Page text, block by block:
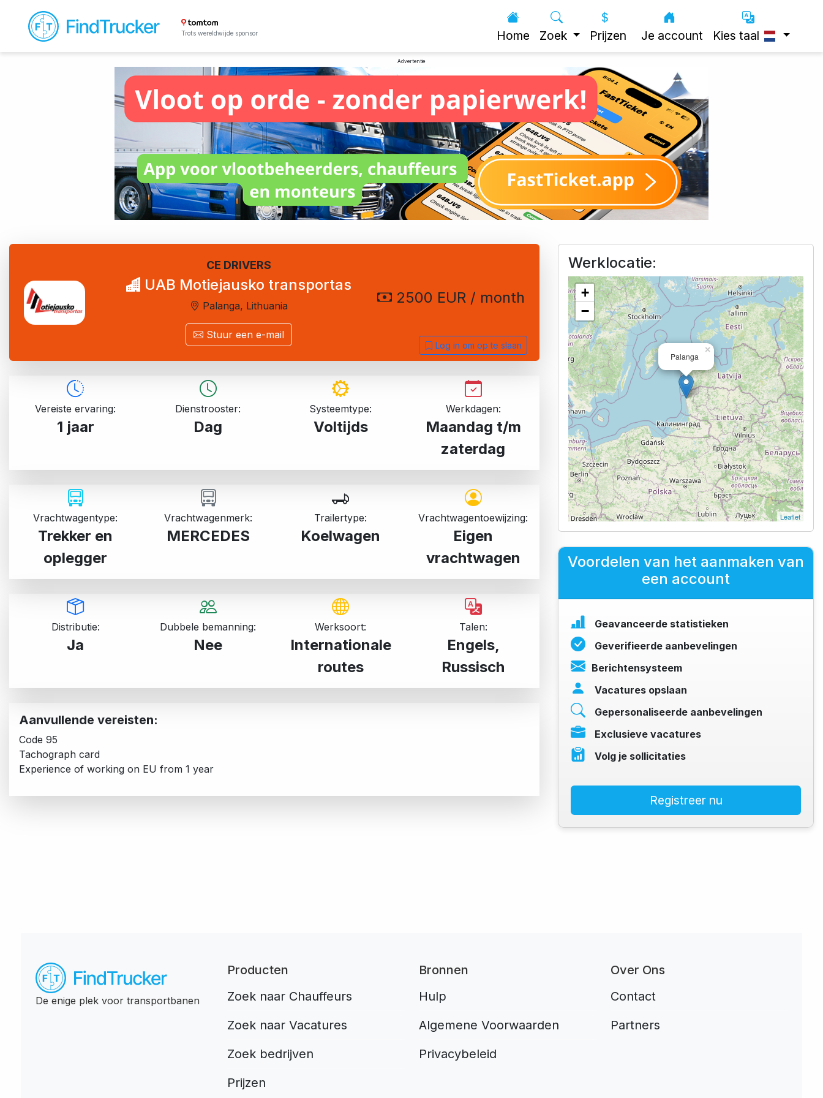
Trots wereldwijde sponsor Home Zoek Prijzen Je account Kies taal
Advertentie
CE DRIVERS
UAB Motiejausko transportas
Palanga, Lithuania
Stuur een e-mail
2500 EUR / month
Log in om op te slaan
Vereiste ervaring:
1 jaar
Dienstrooster:
Dag
Systeemtype:
Voltijds
Werkdagen:
Maandag t/m
zaterdag
Vrachtwagentype:
Trekker en
oplegger
Vrachtwagenmerk:
MERCEDES
Trailertype:
Koelwagen
Vrachtwagentoewijzing:
Eigen
vrachtwagen
Distributie:
Ja
Dubbele bemanning:
Nee
Werksoort:
Internationale
routes
Talen:
Engels,
Russisch
Aanvullende vereisten:
Code 95
Tachograph card
Experience of working on EU from 1 year
Werklocatie:
Palanga
×
+
−
Leaflet
Voordelen van het aanmaken van
een account
Geavanceerde statistieken
Geverifieerde aanbevelingen
Berichtensysteem
Vacatures opslaan
Gepersonaliseerde aanbevelingen
Exclusieve vacatures
Volg je sollicitaties
Registreer nu
De enige plek voor transportbanen
Producten
Zoek naar Chauffeurs
Zoek naar Vacatures
Zoek bedrijven
Prijzen
Bronnen
Hulp
Algemene Voorwaarden
Privacybeleid
Over Ons
Contact
Partners